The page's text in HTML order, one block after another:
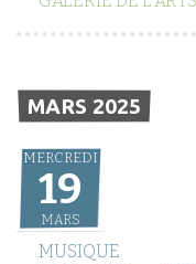
MARS 2025
MERCREDI
19
MARS
MUSIQUE